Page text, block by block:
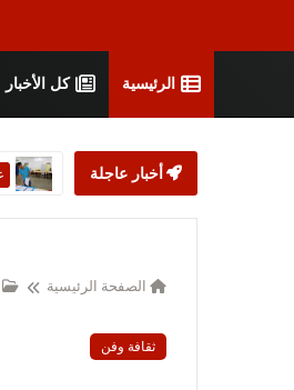
الرئيسية كل الأخبار
أخبار عاجلة
الصفحة الرئيسية
ثقافة وفن